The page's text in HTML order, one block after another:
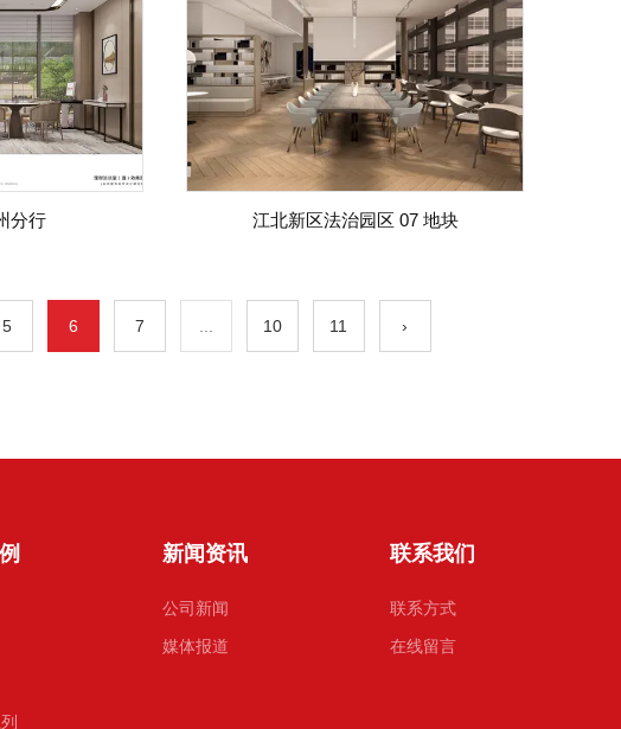
分行 江北新区法治园区 07 地块
5 6 7 10 11 ›
新闻资讯
公司新闻
媒体报道
联系我们
联系方式
在线留言